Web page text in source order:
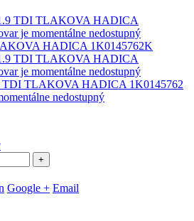
HADICA 1K0145762K
TLAKOVA HADICA 1K0145762
nedostupný
+
Google + Email